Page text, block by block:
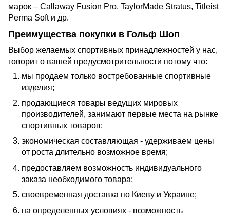
марок – Callaway Fusion Pro, TaylorMade Stratus, Titleist
Perma Soft и др.
Преимущества покупки в Гольф Шоп
Выбор желаемых спортивных принадлежностей у нас,
говорит о вашей предусмотрительности потому что:
мы продаем только востребованные спортивные
изделия;
продающиеся товары ведущих мировых
производителей, занимают первые места на рынке
спортивных товаров;
экономическая составляющая - удерживаем цены
от роста длительно возможное время;
предоставляем возможность индивидуального
заказа необходимого товара;
своевременная доставка по Киеву и Украине;
на определенных условиях - возможность